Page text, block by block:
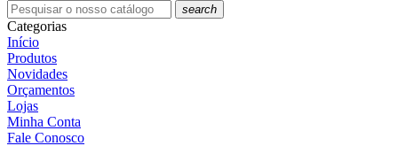
search
Categorias
Início
Produtos
Novidades
Orçamentos
Lojas
Minha Conta
Fale Conosco